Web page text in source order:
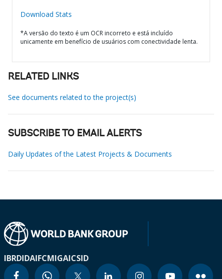
Download Stats
*A versão do texto é um OCR incorreto e está incluído
unicamente em benefício de usuários com conectividade lenta.
RELATED LINKS
See documents related to the project(s)
SUBSCRIBE TO EMAIL ALERTS
Daily Updates of the Latest Projects & Documents
IBRDIDAIFCMIGAICSID